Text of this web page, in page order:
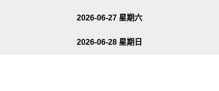
2026-06-27 星期六
2026-06-28 星期日